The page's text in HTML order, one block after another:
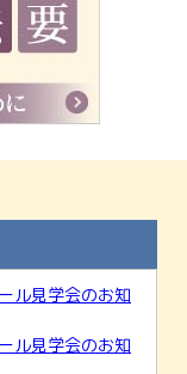
ル見学会のお知
ル見学会のお知